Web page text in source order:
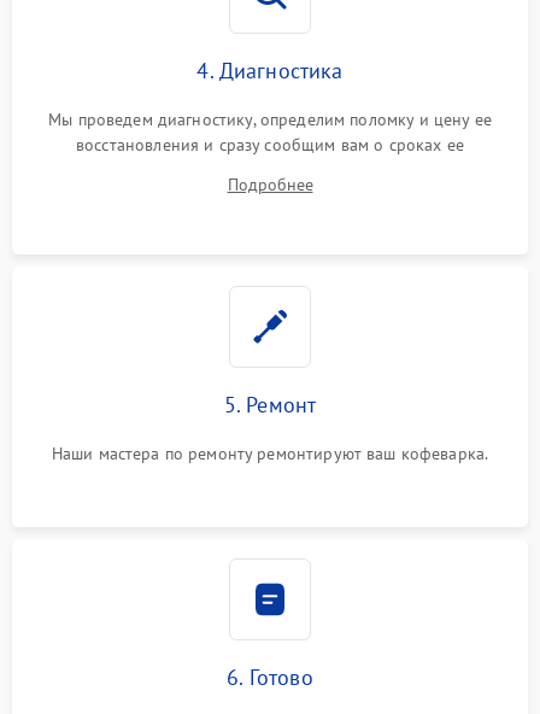
4. Диагностика
Мы проведем диагностику, определим поломку и цену ее
восстановления и сразу сообщим вам о сроках ее
Подробнее
5. Ремонт
Наши мастера по ремонту ремонтируют ваш кофеварка.
6. Готово